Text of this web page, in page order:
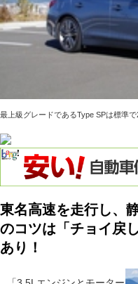
最上級グレードであるType SPは標準
東名高速を走行し、
のコツは「チョイ戻
あり！